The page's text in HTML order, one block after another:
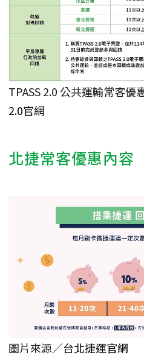
TPASS 2.0 公共運輸常客優
2.0官網
北捷常客優惠內容
圖片來源／台北捷運官網